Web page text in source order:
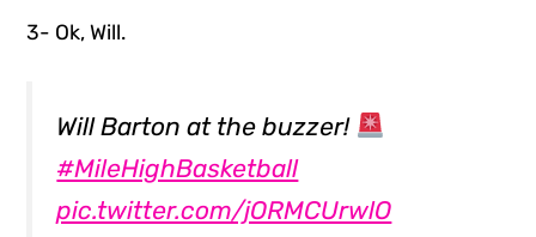
3- Ok, Will.
Will Barton at the buzzer!
#MileHighBasketball
pic.twitter.com/jORMCUrwlO